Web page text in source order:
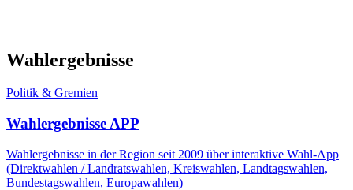
Wahlergebnisse
Politik & Gremien
Wahlergebnisse APP
Wahlergebnisse in der Region seit 2009 über interaktive Wahl-App
(Direktwahlen / Landratswahlen, Kreiswahlen, Landtagswahlen,
Bundestagswahlen, Europawahlen)